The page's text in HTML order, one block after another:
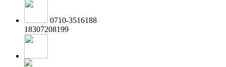
0710-3516188
18307208199